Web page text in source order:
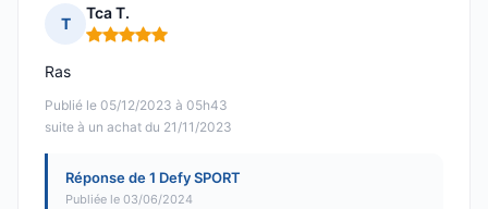
T
Tca T.
Note : 5 sur 5
Publié le 05/12/2023 à 05h43
suite à un achat du 21/11/2023
Ras
Réponse de 1 Defy SPORT
Publiée le 03/06/2024